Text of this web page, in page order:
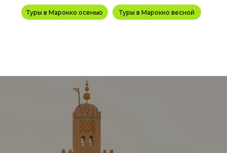
Туры в Марокко осенью Туры в Марокко весной